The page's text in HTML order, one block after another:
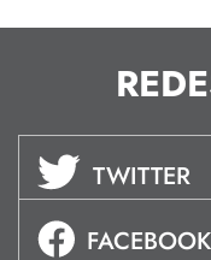
TWITTER
FACEBOOK